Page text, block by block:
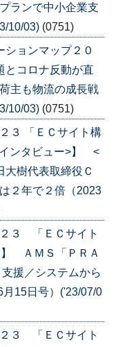
ランで中小企業支
10/03) (0751)
ョンマップ２０
コロナ反動が直
主も物流の成長戦
10/03) (0751)
３ 「ＥＣサイト構
ンタビュー>】 <
樹代表取締役Ｃ
２年で２倍（2023
２３ 「ＥＣサイト
ＡＭＳ「ＰＲＡ
援／システムから
15日号）('23/07/0
２３ 「ＥＣサイト